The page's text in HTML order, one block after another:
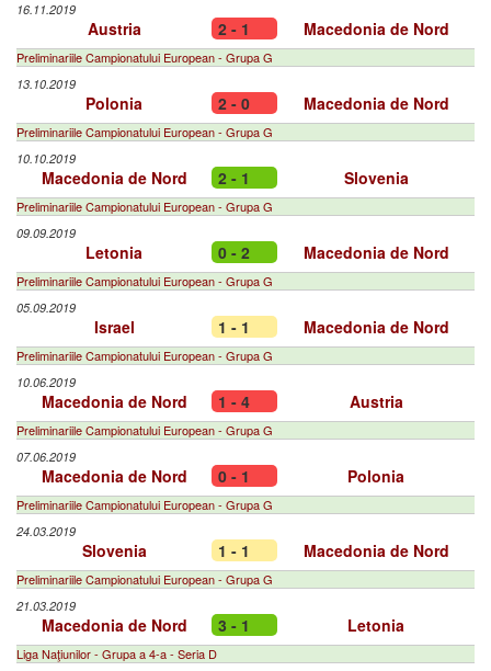
16.11.2019
Austria 2 - 1 Macedonia de Nord
Preliminariile Campionatului European - Grupa G
13.10.2019
Polonia 2 - 0 Macedonia de Nord
Preliminariile Campionatului European - Grupa G
10.10.2019
Macedonia de Nord 2 - 1 Slovenia
Preliminariile Campionatului European - Grupa G
09.09.2019
Letonia 0 - 2 Macedonia de Nord
Preliminariile Campionatului European - Grupa G
05.09.2019
Israel 1 - 1 Macedonia de Nord
Preliminariile Campionatului European - Grupa G
10.06.2019
Macedonia de Nord 1 - 4 Austria
Preliminariile Campionatului European - Grupa G
07.06.2019
Macedonia de Nord 0 - 1 Polonia
Preliminariile Campionatului European - Grupa G
24.03.2019
Slovenia 1 - 1 Macedonia de Nord
Preliminariile Campionatului European - Grupa G
21.03.2019
Macedonia de Nord 3 - 1 Letonia
Liga Naţiunilor - Grupa a 4-a - Seria D